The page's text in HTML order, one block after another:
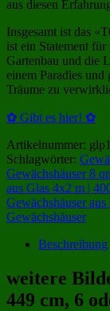
aus diesen
Insgesamt ist das
ist ein Statement
Gartenbau und die
einem Paradies und
Träume zu
✿ Gibt es hier! ✿
Artikelnummer:
Schlagwörter:
Gewächshäuser 8
aus Glas 4x2 m |
Gewächshäuser
Gewächshäuser
Beschreibung
weitere
449 cm, 6